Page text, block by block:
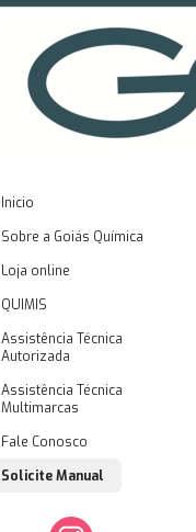
Inicio
Sobre a Goiás Química
Loja online
QUIMIS
Assistência Técnica
Autorizada
Assistência Técnica
Multimarcas
Fale Conosco
Solicite Manual